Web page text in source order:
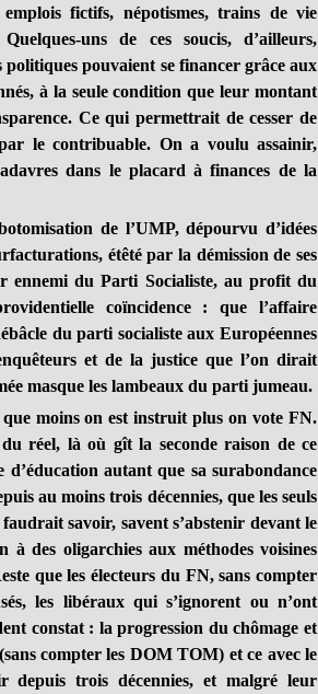
fictifs, népotismes, trains de vie
uns de ces soucis, d’ailleurs,
pouvaient se financer grâce aux
à la seule condition que leur montant
Ce qui permettrait de cesser de
le contribuable. On a voulu assainir,
dans le placard à finances de la
de l’UMP, dépourvu d’idées
étêté par la démission de ses
ennemi du Parti Socialiste, au profit du
coïncidence : que l’affaire
du parti socialiste aux Européennes
et de la justice que l’on dirait
masque les lambeaux du parti jumeau.
on est instruit plus on vote FN.
réel, là où gît la seconde raison de ce
autant que sa surabondance
au moins trois décennies, que les seuls
savoir, savent s’abstenir devant le
des oligarchies aux méthodes voisines
que les électeurs du FN, sans compter
les libéraux qui s’ignorent ou n’ont
constat : la progression du chômage et
compter les DOM TOM) et ce avec le
depuis trois décennies, et malgré leur